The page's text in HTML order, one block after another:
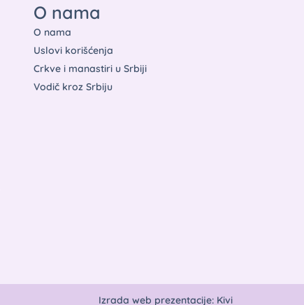
O nama
O nama
Uslovi korišćenja
Crkve i manastiri u Srbiji
Vodič kroz Srbiju
Izrada web prezentacije: Kivi